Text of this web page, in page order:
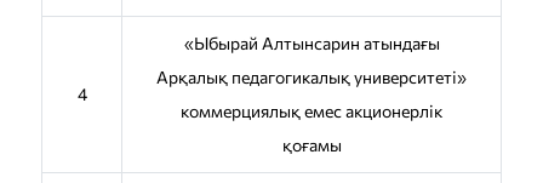
4
«Ыбырай Алтынсарин атындағы
Арқалық педагогикалық университеті»
коммерциялық емес акционерлік
қоғамы